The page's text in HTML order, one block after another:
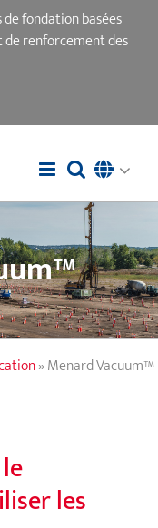
fondation basées
renforcement des
»Menard Vacuum™
les